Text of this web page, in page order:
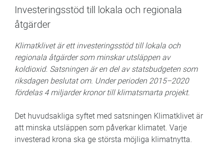
Investeringsstöd till lokala och regionala
åtgärder
Klimatklivet är ett investeringsstöd till lokala och
regionala åtgärder som minskar utsläppen av
koldioxid. Satsningen är en del av statsbudgeten som
riksdagen beslutat om. Under perioden 2015–2020
fördelas 4 miljarder kronor till klimatsmarta projekt.
Det huvudsakliga syftet med satsningen Klimatklivet är
att minska utsläppen som påverkar klimatet. Varje
investerad krona ska ge största möjliga klimatnytta.